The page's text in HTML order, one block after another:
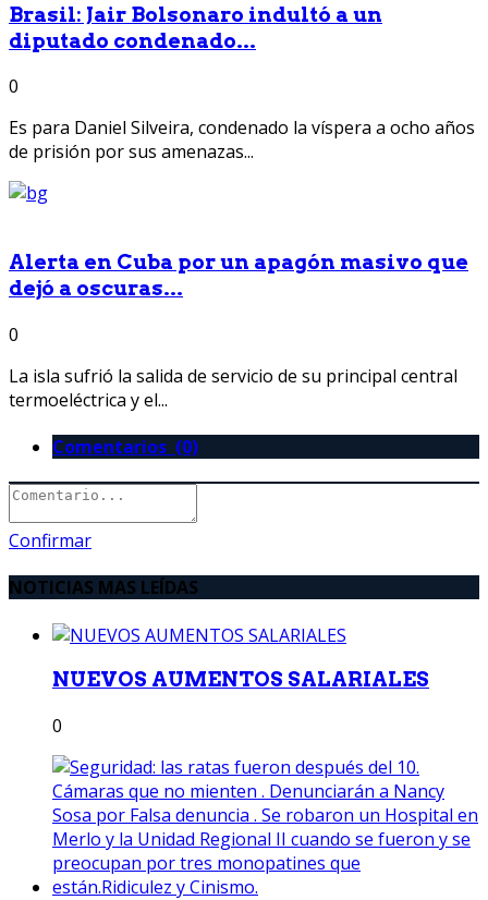
Brasil: Jair Bolsonaro indultó a un
diputado condenado...
0
Es para Daniel Silveira, condenado la víspera a ocho años
de prisión por sus amenazas...
Alerta en Cuba por un apagón masivo que
dejó a oscuras...
0
La isla sufrió la salida de servicio de su principal central
termoeléctrica y el...
Comentarios (0)
Confirmar
NOTICIAS MAS LEÍDAS
NUEVOS AUMENTOS SALARIALES
0